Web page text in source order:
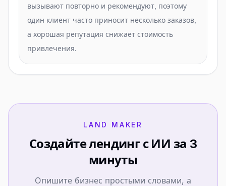
вызывают повторно и рекомендуют, поэтому
один клиент часто приносит несколько заказов,
а хорошая репутация снижает стоимость
привлечения.
LAND MAKER
Создайте лендинг с ИИ за 3
минуты
Опишите бизнес простыми словами, а